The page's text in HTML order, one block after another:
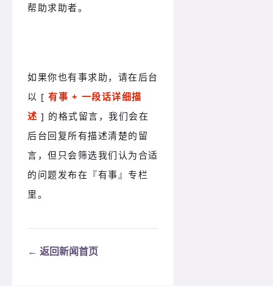
帮助求助者。
如果你也有事求助，请在后台
以 [ 有事 + 一段话详细描
述 ] 的格式留言，我们会在
后台回复所有描述清楚的留
言，但只会筛选我们认为合适
的问题发布在 『有事』专栏
里。
← 返回新闻首页